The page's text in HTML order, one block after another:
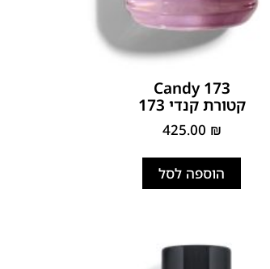
173 Candy
קטורת קנדי 173
425.00 ₪
הוספה לסל